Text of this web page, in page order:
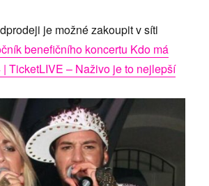
je možné zakoupit v síti
benefičního koncertu Kdo má
| TicketLIVE – Naživo je to nejlepší